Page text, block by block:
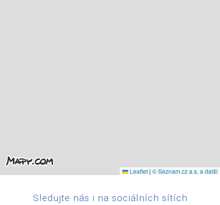
Leaflet | © Seznam.cz a.s. a další
Sledujte nás i na sociálních sítích